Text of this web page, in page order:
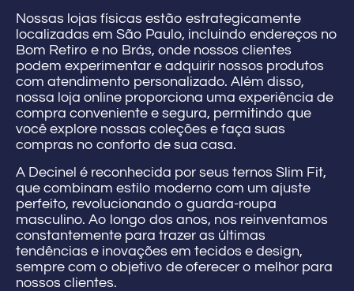
Nossas lojas físicas estão estrategicamente
localizadas em São Paulo, incluindo endereços no
Bom Retiro e no Brás, onde nossos clientes
podem experimentar e adquirir nossos produtos
com atendimento personalizado. Além disso,
nossa loja online proporciona uma experiência de
compra conveniente e segura, permitindo que
você explore nossas coleções e faça suas
compras no conforto de sua casa.
A Decinel é reconhecida por seus ternos Slim Fit,
que combinam estilo moderno com um ajuste
perfeito, revolucionando o guarda-roupa
masculino. Ao longo dos anos, nos reinventamos
constantemente para trazer as últimas
tendências e inovações em tecidos e design,
sempre com o objetivo de oferecer o melhor para
nossos clientes.